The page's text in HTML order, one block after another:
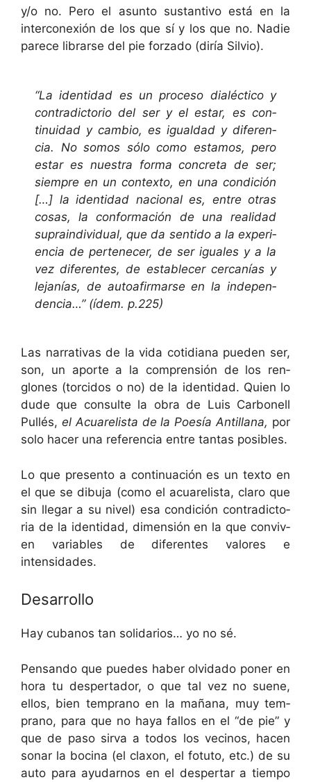
y/o no. Pero el asun­to sus­tan­ti­vo está en la
inter­conex­ión de los que sí y los que no. Nadie
parece librarse del pie forza­do (diría Silvio).
“La iden­ti­dad es un pro­ce­so dialéc­ti­co y
con­tra­dic­to­rio del ser y el estar, es con­
tinuidad y cam­bio, es igual­dad y difer­en­
cia. No somos sólo como esta­mos, pero
estar es nues­tra for­ma conc­re­ta de ser;
siem­pre en un con­tex­to, en una condi­ción
[…] la iden­ti­dad nacional es, entre otras
cosas, la con­for­ma­ción de una real­i­dad
suprain­di­vid­ual, que da sen­ti­do a la expe­ri­
en­cia de pertenecer, de ser iguales y a la
vez difer­entes, de estable­cer cer­canías y
lejanías, de autoafir­marse en la inde­pen­
den­cia…” (ídem. p.225)
Las nar­ra­ti­vas de la vida cotid­i­ana pueden ser,
son, un aporte a la com­pren­sión de los ren­
glones (tor­ci­dos o no) de la iden­ti­dad. Quien lo
dude que con­sulte la obra de Luis Car­bonell
Pul­lés, el Acuarelista de la Poesía Antil­lana, por
solo hac­er una ref­er­en­cia entre tan­tas posibles.
Lo que pre­sen­to a con­tin­uación es un tex­to en
el que se dibu­ja (como el acuarelista, claro que
sin lle­gar a su niv­el) esa condi­ción con­tra­dic­to­
ria de la iden­ti­dad, dimen­sión en la que con­viv­
en vari­ables de difer­entes val­ores e
intensidades.
Desarrollo
Hay cubanos tan sol­i­dar­ios… yo no sé.
Pen­san­do que puedes haber olvi­da­do pon­er en
hora tu des­per­ta­dor, o que tal vez no suene,
ellos, bien tem­pra­no en la mañana, muy tem­
pra­no, para que no haya fal­los en el “de pie” y
que de paso sir­va a todos los veci­nos, hacen
sonar la boci­na (el clax­on, el fotu­to, etc.) de su
auto para ayu­darnos en el des­per­tar a tiem­po